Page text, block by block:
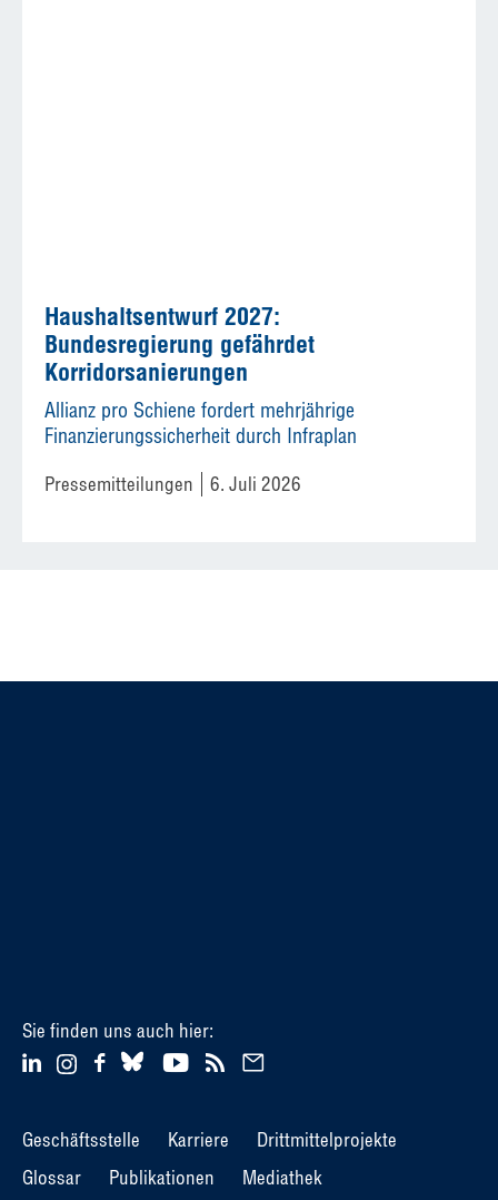
Haushaltsentwurf 2027:
Bundesregierung gefährdet
Korridorsanierungen
Allianz pro Schiene fordert mehrjährige
Finanzierungssicherheit durch Infraplan
Pressemitteilungen 6. Juli 2026
Sie finden uns auch hier:
Geschäftsstelle Karriere
Drittmittelprojekte
Glossar
Publikationen Mediathek